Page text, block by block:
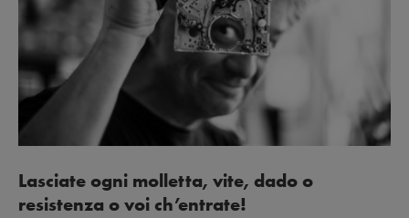
Lasciate ogni molletta, vite, dado o
resistenza o voi ch’entrate!